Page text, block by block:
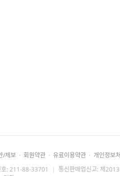
/제보 · 회원약관 · 유료이용약관 · 개인정보
호: 211-88-33701 | 통신판매업신고: 제